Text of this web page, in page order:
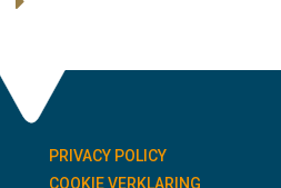
PRIVACY POLICY
COOKIE VERKLARING